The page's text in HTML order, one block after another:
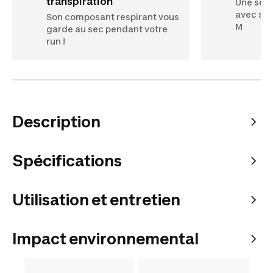
Son composant respirant vous
garde au sec pendant votre
run !
avec
M
Description
Spécifications
Utilisation et entretien
Impact environnemental